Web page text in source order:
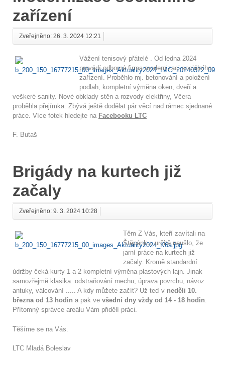
zařízení
Zveřejněno: 26. 3. 2024 12:21
Vážení tenisový přátelé . Od ledna 2024
provádí odborná firma modernizaci sociálního
zařízení. Proběhlo mj. betonování a položení
podlah, kompletní výměna oken, dveří a
veškeré sanity. Nové obklady stěn a rozvody elektřiny, Včera
proběhla přejímka. Zbývá ještě dodělat pár věcí nad rámec sjednané
práce. Více fotek hledejte na Facebooku LTC
F. Butaš
Brigády na kurtech již
začaly
Zveřejněno: 9. 3. 2024 10:28
Těm Z Vás, kteří zavítali na
Štěpánku, určitě neušlo, že
jarní práce na kurtech již
začaly. Kromě standardní
údržby čeká kurty 1 a 2 kompletní výměna plastových lajn. Jinak
samozřejmě klasika: odstraňování mechu, úprava povrchu, návoz
antuky, válcování ..... A kdy můžete začít? Už teď v neděli 10.
března od 13 hodin a pak ve všední dny vždy od 14 - 18 hodin.
Přítomný správce areálu Vám přidělí práci.
Těšíme se na Vás.
LTC Mladá Boleslav